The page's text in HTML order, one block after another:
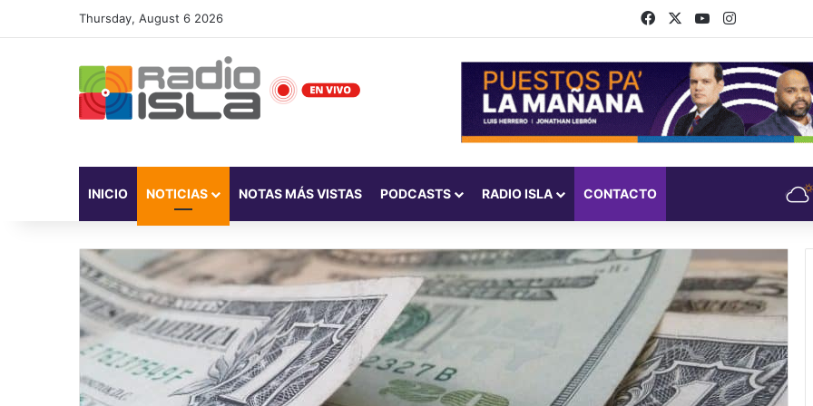
Thursday, August 6 2026 FacebookYouTubeInstagram
INICIO NOTICIAS NOTAS MÁS VISTAS PODCASTS RADIO ISLA CONTACTO